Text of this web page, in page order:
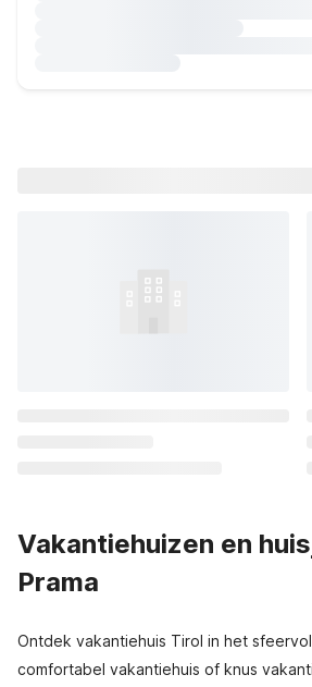
Vakantiehuizen en
Prama
Ontdek vakantiehuis Tirol in het
comfortabel vakantiehuis of knus